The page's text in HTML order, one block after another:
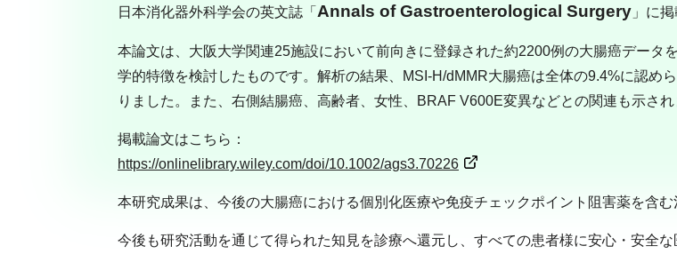
日本消化器外科学会の英文誌「 Annals of Gastroenterological Surgery 」に
本論文は、大阪大学関連25施設において前向きに登録された約2200例の大腸癌データ
学的特徴を検討したものです。解析の結果、MSI-H/dMMR大腸癌は全体の9.4%に認め
りました。また、右側結腸癌、高齢者、女性、BRAF V600E変異などとの関連も示され
掲載論文はこちら：
https://onlinelibrary.wiley.com/doi/10.1002/ags3.70226
本研究成果は、今後の大腸癌における個別化医療や免疫チェックポイント阻害薬を含
今後も研究活動を通じて得られた知見を診療へ還元し、すべての患者様に安心・安全